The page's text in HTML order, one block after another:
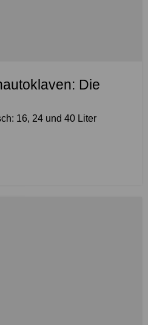
Die
16, 24 und 40 Liter